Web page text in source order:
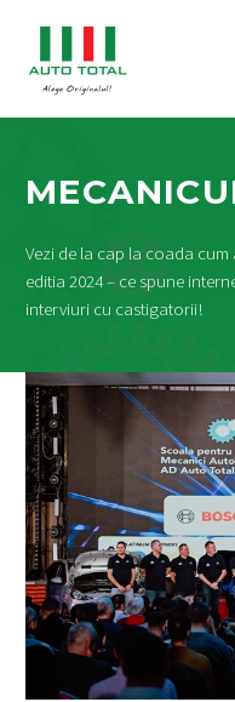
Vezi de la cap la coada
editia 2024 – ce spune
interviuri cu castigatorii!